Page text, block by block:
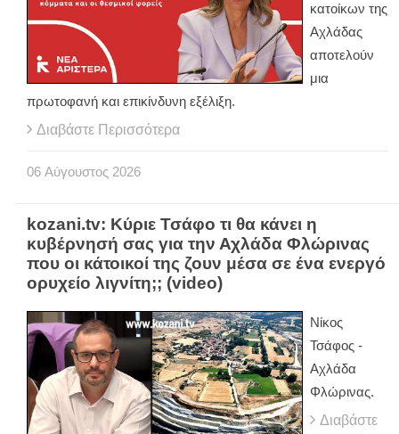
κατοίκων της
Αχλάδας
αποτελούν
μια
πρωτοφανή και επικίνδυνη εξέλιξη.
Διαβάστε Περισσότερα
06 Αύγουστος 2026
kozani.tv: Κύριε Τσάφο τι θα κάνει η
κυβέρνησή σας για την Αχλάδα Φλώρινας
που οι κάτοικοί της ζουν μέσα σε ένα ενεργό
ορυχείο λιγνίτη;; (video)
Νίκος
Τσάφος -
Αχλάδα
Φλώρινας.
Διαβάστε